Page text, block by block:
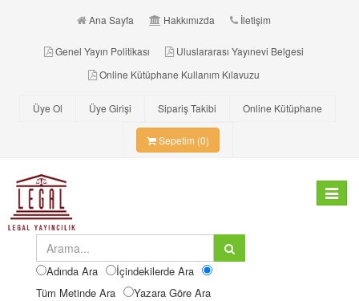
Ana Sayfa Hakkımızda İletişim
Genel Yayın Politikası
Uluslararası Yayınevi Belgesi
Online Kütüphane Kullanım Kılavuzu
Üye Ol Üye Girişi Sipariş Takibi Online Kütüphane
Sepetim (0)
Toggle
Adında Ara
İçindekilerde Ara
Tüm Metinde Ara
Yazara Göre Ara